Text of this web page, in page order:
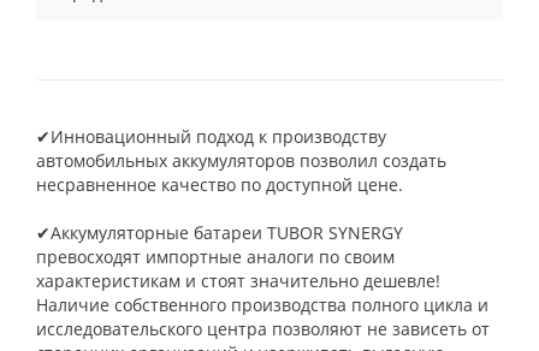
✔Инновационный подход к производству
автомобильных аккумуляторов позволил создать
несравненное качество по доступной цене.
✔Аккумуляторные батареи TUBOR SYNERGY
превосходят импортные аналоги по своим
характеристикам и стоят значительно дешевле!
Наличие собственного производства полного цикла и
исследовательского центра позволяют не зависеть от